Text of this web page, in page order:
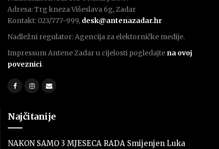
Adresa: Trg kneza Višeslava 6g, Zadar
Kontakt: 023/777-999, desk@antenazadar.hr
Nadležni regulator: Agencija za elektorničke medije.
Impressum Antene Zadar u cijelosti pogledajte na ovoj
poveznici.
Najčitanije
NAKON SAMO 3 MJESECA RADA Smijenjen Luka